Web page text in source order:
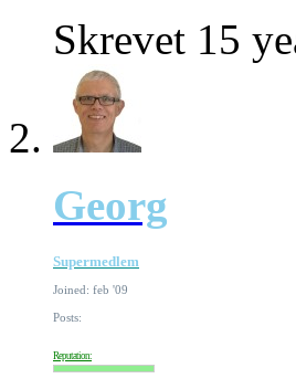
Skrevet 15
Georg
Supermedlem
Joined: feb '09
Posts:
Reputation: